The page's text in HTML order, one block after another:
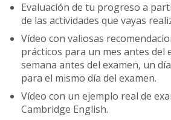
Evaluación de tu progreso a
de las actividades que vayas
Vídeo con valiosas
prácticos para un mes antes del
semana antes del examen, un
para el mismo día del examen.
Vídeo con un ejemplo real de
Cambridge English.